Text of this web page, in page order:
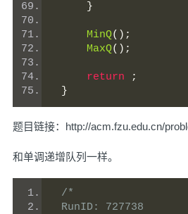
}
MinQ();
MaxQ();
return
;
}
题目链接： http://acm.fzu.edu.cn/
和单调递增队列一样。
/*
RunID: 727738